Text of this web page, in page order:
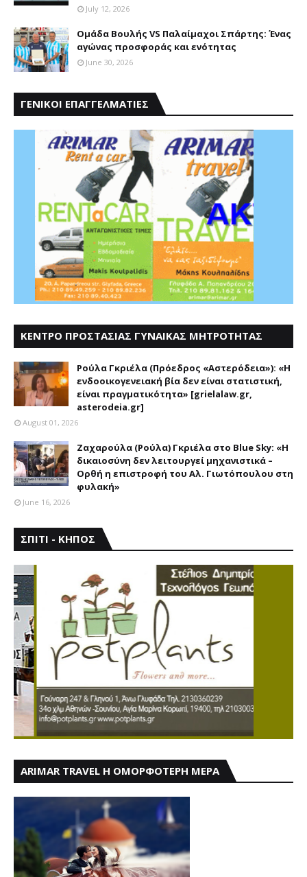
July 12, 2026
Ομάδα Βουλής VS Παλαίμαχοι Σπάρτης: Ένας
αγώνας προσφοράς και ενότητας
June 30, 2026
ΓΕΝΙΚΟΙ ΕΠΑΓΓΕΛΜΑΤΙΕΣ
ΚΕΝΤΡΟ ΠΡΟΣΤΑΣΙΑΣ ΓΥΝΑΙΚΑΣ ΜΗΤΡΟΤΗΤΑΣ
Ρούλα Γκριέλα (Πρόεδρος «Αστερόδεια»): «Η
ενδοοικογενειακή βία δεν είναι στατιστική,
είναι πραγματικότητα» [grielalaw.gr,
asterodeia.gr]
August 01, 2026
Ζαχαρούλα (Ρούλα) Γκριέλα στο Blue Sky: «Η
δικαιοσύνη δεν λειτουργεί μηχανιστικά –
Ορθή η επιστροφή του Αλ. Γιωτόπουλου στη
φυλακή»
June 16, 2026
ΣΠΙΤΙ - ΚΗΠΟΣ
ARIMAR TRAVEL Η ΟΜΟΡΦΟΤΕΡΗ ΜΕΡΑ